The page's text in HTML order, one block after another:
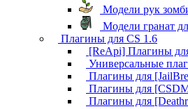
Модели рук
Модели гранат
Плагины для CS 1.6
[ReApi] Плагины
Универсальные
Плагины для
Плагины для
Плагины для